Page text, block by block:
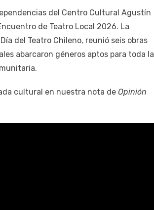
del Centro Cultural Agustín
de Teatro Local 2026. La
del Teatro Chileno, reunió seis obras
abarcaron géneros aptos para toda la
cultural en nuestra nota de Opinión